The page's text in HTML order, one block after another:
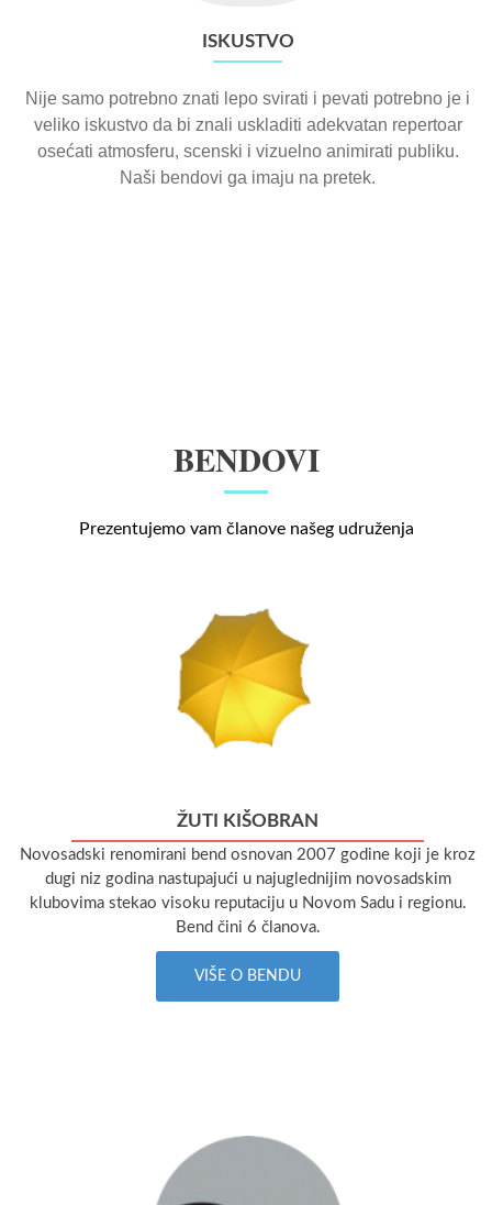
ISKUSTVO
Nije samo potrebno znati lepo svirati i pevati potrebno je i
veliko iskustvo da bi znali uskladiti adekvatan repertoar
osećati atmosferu, scenski i vizuelno animirati publiku.
Naši bendovi ga imaju na pretek.
BENDOVI
Prezentujemo vam članove našeg udruženja
ŽUTI KIŠOBRAN
Novosadski renomirani bend osnovan 2007 godine koji je kroz
dugi niz godina nastupajući u najuglednijim novosadskim
klubovima stekao visoku reputaciju u Novom Sadu i regionu.
Bend čini 6 članova.
VIŠE O BENDU